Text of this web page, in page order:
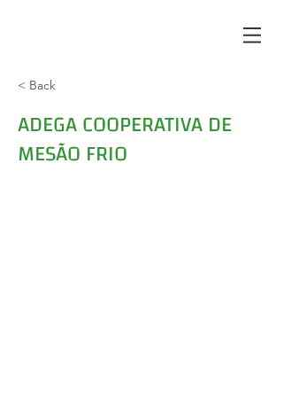
< Back
ADEGA COOPERATIVA DE
MESÃO FRIO